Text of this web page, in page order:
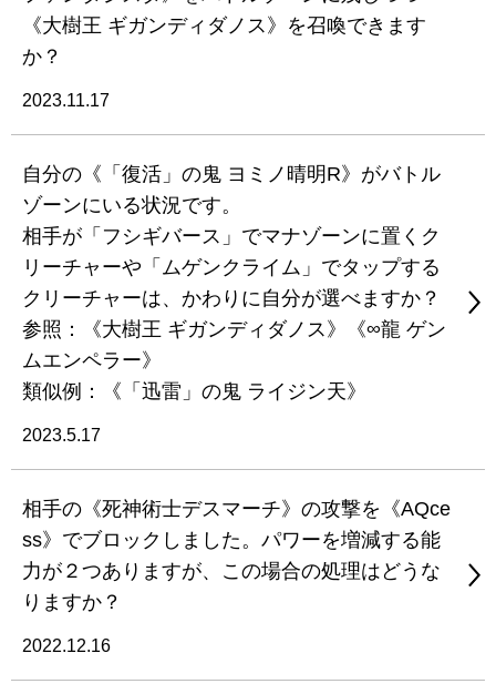
《大樹王 ギガンディダノス》を召喚できます
か？
2023.11.17
自分の《「復活」の鬼 ヨミノ晴明R》がバトル
ゾーンにいる状況です。
相手が「フシギバース」でマナゾーンに置くク
リーチャーや「ムゲンクライム」でタップする
クリーチャーは、かわりに自分が選べますか？
参照：《大樹王 ギガンディダノス》《∞龍 ゲン
ムエンペラー》
類似例：《「迅雷」の鬼 ライジン天》
2023.5.17
相手の《死神術士デスマーチ》の攻撃を《AQce
ss》でブロックしました。パワーを増減する能
力が２つありますが、この場合の処理はどうな
りますか？
2022.12.16